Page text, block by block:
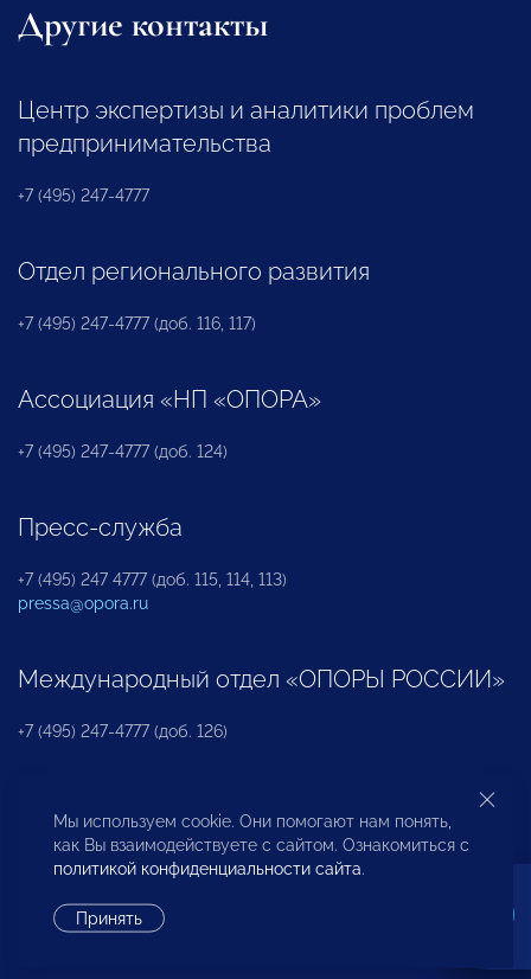
Другие контакты
Центр экспертизы и аналитики проблем
предпринимательства
+7 (495) 247-4777
Отдел регионального развития
+7 (495) 247-4777 (доб. 116, 117)
Ассоциация «НП «ОПОРА»
+7 (495) 247-4777 (доб. 124)
Пресс-служба
+7 (495) 247 4777 (доб. 115, 114, 113)
pressa@opora.ru
Международный отдел «ОПОРЫ РОССИИ»
+7 (495) 247-4777 (доб. 126)
Бюро по защите прав предпринимателей и
инвесторов
Мы используем cookie. Они помогают нам понять,
как Вы взаимодействуете с сайтом. Ознакомиться с
политикой конфиденциальности сайта.
Принять